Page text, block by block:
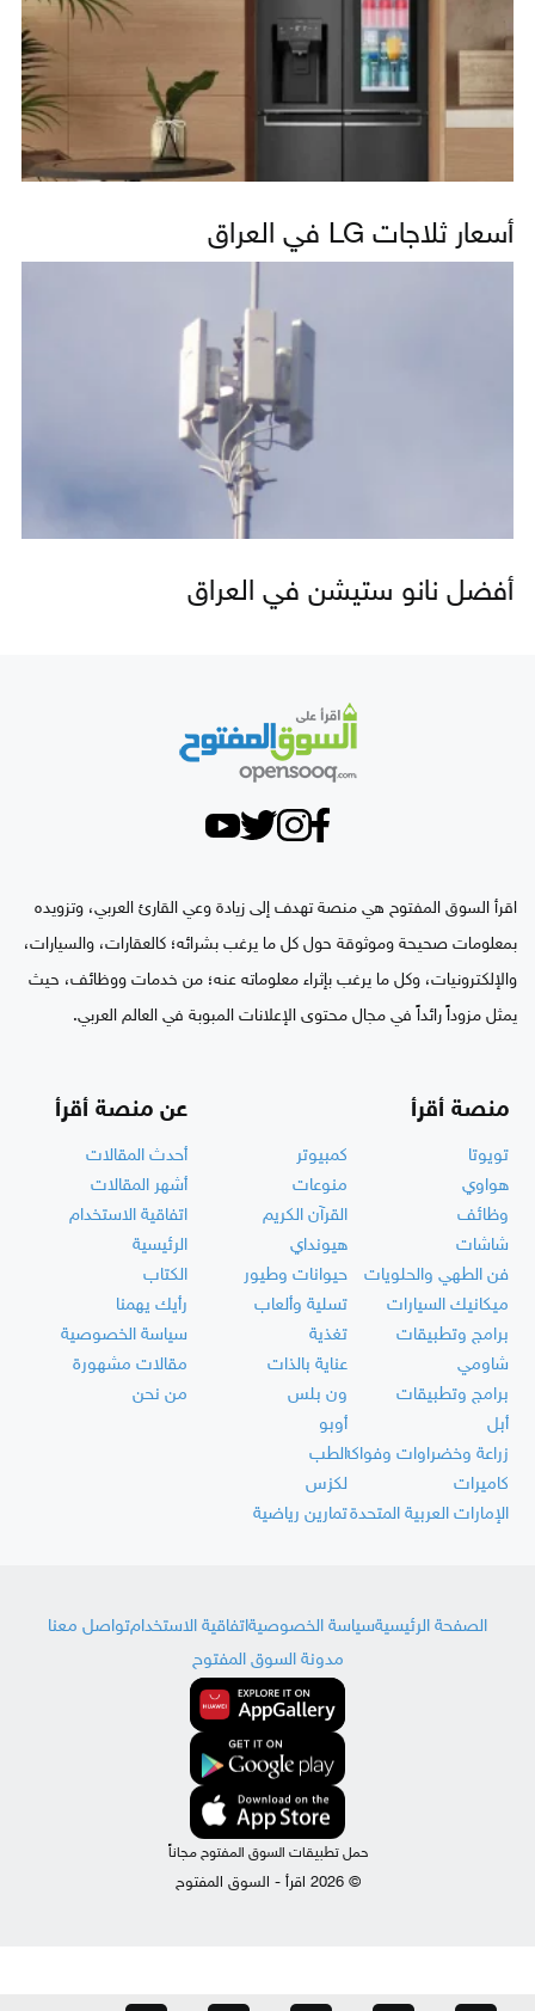
أسعار ثلاجات LG في العراق
أفضل نانو ستيشن في العراق
اقرأ السوق المفتوح هي منصة تهدف إلى زيادة وعي القارئ العربي، وتزويده
بمعلومات صحيحة وموثوقة حول كل ما يرغب بشرائه؛ كالعقارات، والسيارات،
والإلكترونيات، وكل ما يرغب بإثراء معلوماته عنه؛ من خدمات ووظائف، حيث
يمثل مزوداً رائداً في مجال محتوى الإعلانات المبوبة في العالم العربي.
منصة أقرأ
تويوتا
كمبيوتر
هواوي
منوعات
وظائف
القرآن الكريم
شاشات
هيونداي
فن الطهي والحلويات
حيوانات وطيور
ميكانيك السيارات
تسلية وألعاب
برامج وتطبيقات
تغذية
شاومي
عناية بالذات
برامج وتطبيقات
ون بلس
أبل
أوبو
زراعة وخضراوات وفواكهالطب
كاميرات
لكزس
الإمارات العربية المتحدةتمارين رياضية
عن منصة أقرأ
أحدث المقالات
أشهر المقالات
اتفاقية الاستخدام
الرئيسية
الكتاب
رأيك يهمنا
سياسة الخصوصية
مقالات مشهورة
من نحن
الصفحة الرئيسيةسياسة الخصوصيةاتفاقية الاستخدامتواصل معنا
مدونة السوق المفتوح
حمل تطبيقات السوق المفتوح مجاناً
© 2026 اقرأ - السوق المفتوح